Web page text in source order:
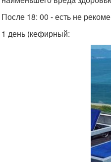
После 18: 00 - есть не
1 день (кефирный: